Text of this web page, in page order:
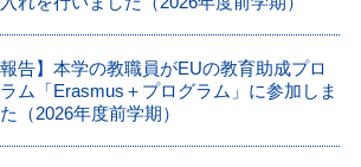
報告】本学の教職員がEUの教育助成プロ
ム「Erasmus＋プログラム」に参加しま
（2026年度前学期）